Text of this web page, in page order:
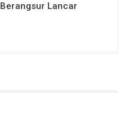
Berangsur Lancar